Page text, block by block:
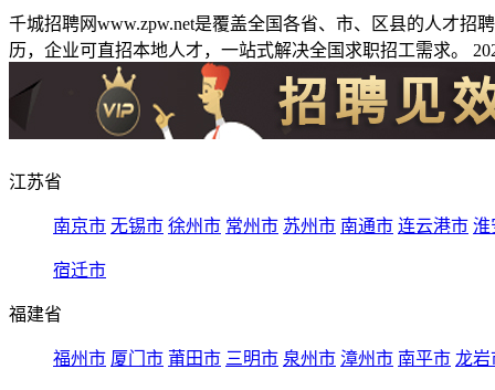
千城招聘网www.zpw.net是覆盖全国各省、市、区县的人才
历，企业可直招本地人才，一站式解决全国求职招工需求。
江苏省
南京市 无锡市 徐州市 常州市 苏州市 南通市 连云港市 淮
宿迁市
福建省
福州市 厦门市 莆田市 三明市 泉州市 漳州市 南平市 龙岩